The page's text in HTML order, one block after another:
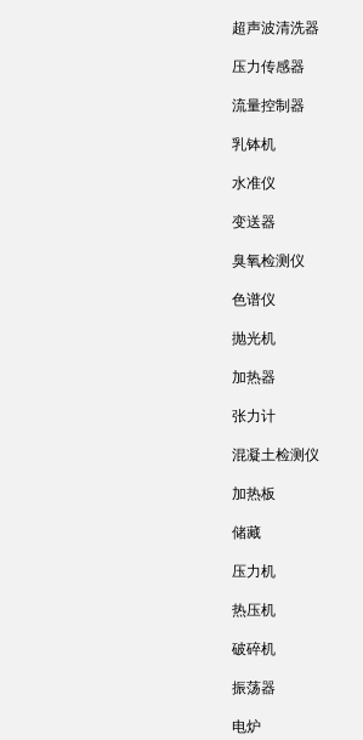
超声波清洗器
压力传感器
流量控制器
乳钵机
水准仪
变送器
臭氧检测仪
色谱仪
抛光机
加热器
张力计
混凝土检测仪
加热板
储藏
压力机
热压机
破碎机
振荡器
电炉